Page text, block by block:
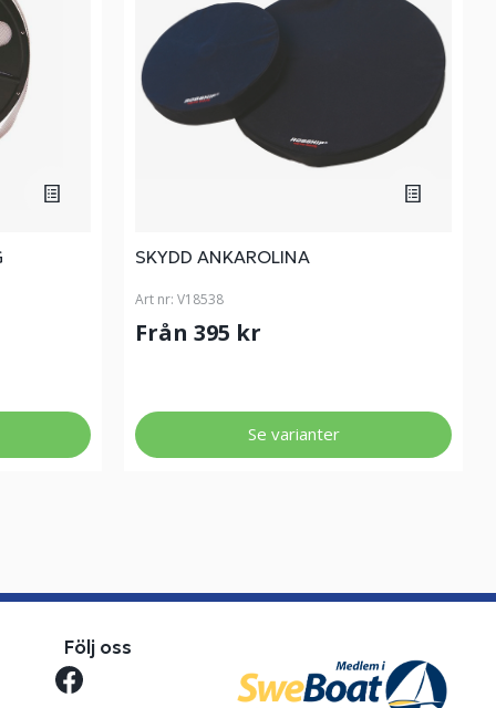
SKYDD ANKAROLINA
Art nr: V18538
Från 395 kr
Se varianter
Följ oss